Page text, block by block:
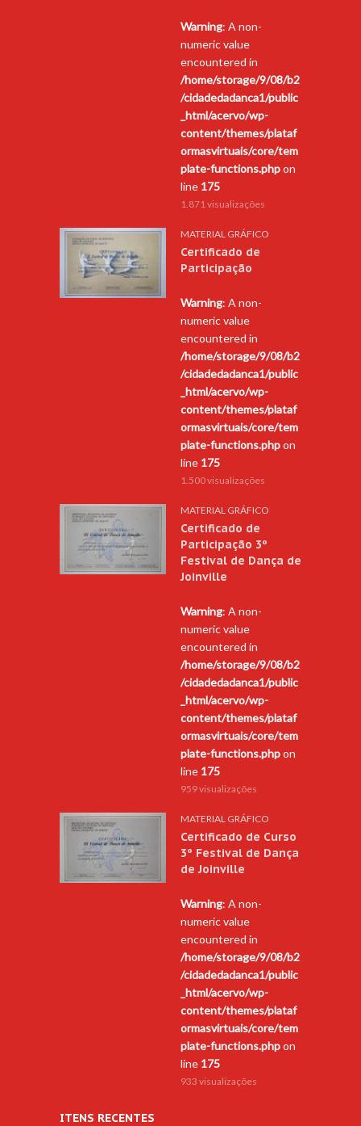
Warning: A non-
numeric value
encountered in
/home/storage/9/08/b2
/cidadedadanca1/public
_html/acervo/wp-
content/themes/plataf
ormasvirtuais/core/tem
plate-functions.phpon
line 175
1.871 visualizações
MATERIAL GRÁFICO
Certificado de
Participação
Warning: A non-
numeric value
encountered in
/home/storage/9/08/b2
/cidadedadanca1/public
_html/acervo/wp-
content/themes/plataf
ormasvirtuais/core/tem
plate-functions.phpon
line 175
1.500 visualizações
MATERIAL GRÁFICO
Certificado de
Participação 3º
Festival de Dança de
Joinville
Warning: A non-
numeric value
encountered in
/home/storage/9/08/b2
/cidadedadanca1/public
_html/acervo/wp-
content/themes/plataf
ormasvirtuais/core/tem
plate-functions.phpon
line 175
959 visualizações
MATERIAL GRÁFICO
Certificado de Curso
3º Festival de Dança
de Joinville
Warning: A non-
numeric value
encountered in
/home/storage/9/08/b2
/cidadedadanca1/public
_html/acervo/wp-
content/themes/plataf
ormasvirtuais/core/tem
plate-functions.phpon
line 175
933 visualizações
ITENS RECENTES